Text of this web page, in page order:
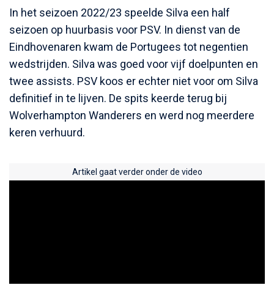
In het seizoen 2022/23 speelde Silva een half
seizoen op huurbasis voor PSV. In dienst van de
Eindhovenaren kwam de Portugees tot negentien
wedstrijden. Silva was goed voor vijf doelpunten en
twee assists. PSV koos er echter niet voor om Silva
definitief in te lijven. De spits keerde terug bij
Wolverhampton Wanderers en werd nog meerdere
keren verhuurd.
Artikel gaat verder onder de video